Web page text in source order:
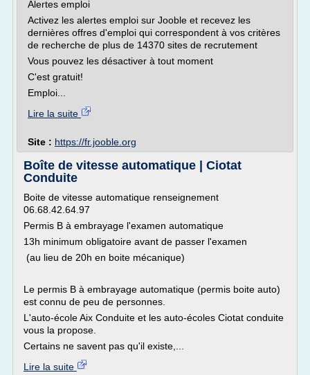
Alertes emploi
Activez les alertes emploi sur Jooble et recevez les
dernières offres d'emploi qui correspondent à vos critères
de recherche de plus de 14370 sites de recrutement
Vous pouvez les désactiver à tout moment
C'est gratuit!
Emploi...
Lire la suite
Site : https://fr.jooble.org
Boîte de vitesse automatique | Ciotat
Conduite
Boite de vitesse automatique renseignement
06.68.42.64.97
Permis B à embrayage l'examen automatique
13h minimum obligatoire avant de passer l'examen
(au lieu de 20h en boite mécanique)
Le permis B à embrayage automatique (permis boite auto)
est connu de peu de personnes.
L'auto-école Aix Conduite et les auto-écoles Ciotat conduite
vous la propose.
Certains ne savent pas qu'il existe,...
Lire la suite